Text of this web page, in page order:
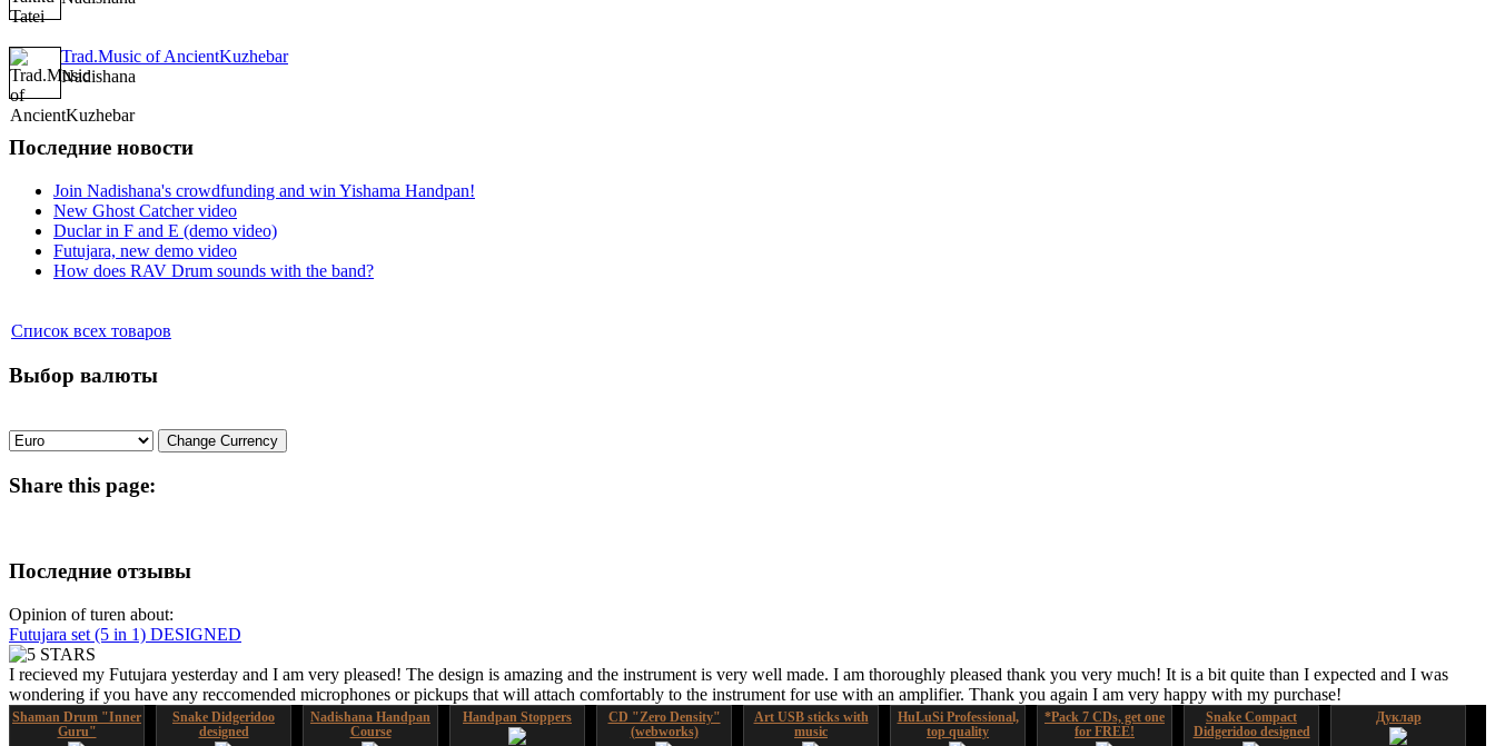
Trad.Music of AncientKuzhebar
Nadishana
Последние новости
Join Nadishana's crowdfunding and win Yishama Handpan!
New Ghost Catcher video
Duclar in F and E (demo video)
Futujara, new demo video
How does RAV Drum sounds with the band?
Список всех товаров
Выбор валюты
Share this page:
Последние отзывы
Opinion of turen about:
Futujara set (5 in 1) DESIGNED
I recieved my Futujara yesterday and I am very pleased! The design is amazing and the instrument is very well made. I am thoroughly pleased thank you very much! It is a bit quite than I expected and I was
wondering if you have any reccomended microphones or pickups that will attach comfortably to the instrument for use with an amplifier. Thank you again I am very happy with my purchase!
Shaman Drum "Inner
Guru"
Snake Didgeridoo
designed
Nadishana Handpan
Course
Handpan Stoppers
CD "Zero Density"
(webworks)
Art USB sticks with
music
HuLuSi Professional,
top quality
*Pack 7 CDs, get one
for FREE!
Snake Compact
Didgeridoo designed
Дуклар